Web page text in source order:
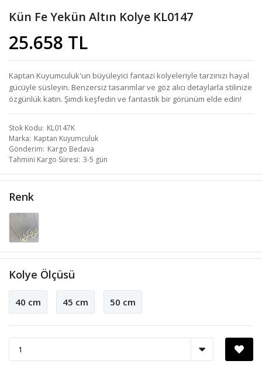
Kün Fe Yekün Altın Kolye KL0147
25.658 TL
Kaptan Kuyumculuk'un büyüleyici fantazi kolyeleriyle tarzınızı hayal
gücüyle süsleyin. Benzersiz tasarımlar ve göz alıcı detaylarla stilinize
özgünlük katın. Şimdi keşfedin ve fantastik bir görünüm elde edin!
Stok Kodu KL0147K
Marka Kaptan Kuyumculuk
Gönderim Kargo Bedava
Tahmini Kargo Süresi 3-5 gün
Renk
Kolye Ölçüsü
40 cm 45 cm 50 cm